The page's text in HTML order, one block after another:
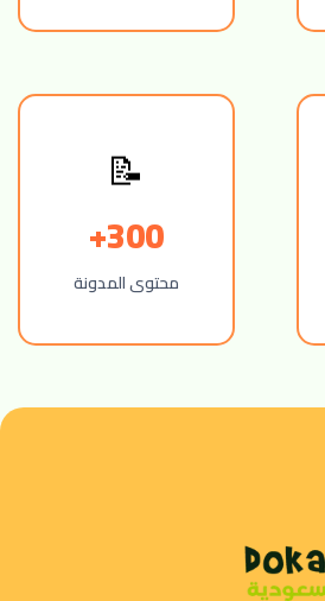
📝
300+
محتوى المدونة